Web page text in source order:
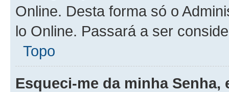
Online. Desta forma só o
lo Online. Passará a ser
Topo
Esqueci-me da minha Senha,